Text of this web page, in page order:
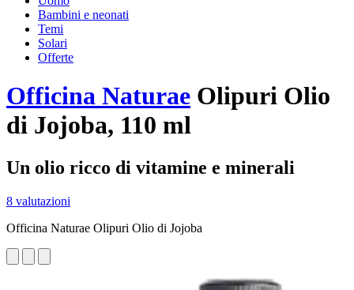
Bambini e neonati
Temi
Solari
Offerte
Officina Naturae Olipuri Olio
di Jojoba, 110 ml
Un olio ricco di vitamine e minerali
8 valutazioni
Officina Naturae Olipuri Olio di Jojoba